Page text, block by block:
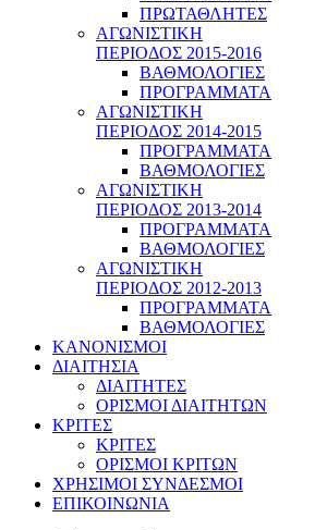
ΠΡΩΤΑΘΛΗΤΕΣ
ΑΓΩΝΙΣΤΙΚΗ
ΠΕΡΙΟΔΟΣ 2015-2016
ΒΑΘΜΟΛΟΓΙΕΣ
ΠΡΟΓΡΑΜΜΑΤΑ
ΑΓΩΝΙΣΤΙΚΗ
ΠΕΡΙΟΔΟΣ 2014-2015
ΠΡΟΓΡΑΜΜΑΤΑ
ΒΑΘΜΟΛΟΓΙΕΣ
ΑΓΩΝΙΣΤΙΚΗ
ΠΕΡΙΟΔΟΣ 2013-2014
ΠΡΟΓΡΑΜΜΑΤΑ
ΒΑΘΜΟΛΟΓΙΕΣ
ΑΓΩΝΙΣΤΙΚΗ
ΠΕΡΙΟΔΟΣ 2012-2013
ΠΡΟΓΡΑΜΜΑΤΑ
ΒΑΘΜΟΛΟΓΙΕΣ
ΚΑΝΟΝΙΣΜΟΙ
ΔΙΑΙΤΗΣΙΑ
ΔΙΑΙΤΗΤΕΣ
ΟΡΙΣΜΟΙ ΔΙΑΙΤΗΤΩΝ
ΚΡΙΤΕΣ
ΚΡΙΤΕΣ
ΟΡΙΣΜΟΙ ΚΡΙΤΩΝ
ΧΡΗΣΙΜΟΙ ΣΥΝΔΕΣΜΟΙ
ΕΠΙΚΟΙΝΩΝΙΑ